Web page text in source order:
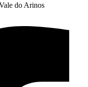
do Arinos